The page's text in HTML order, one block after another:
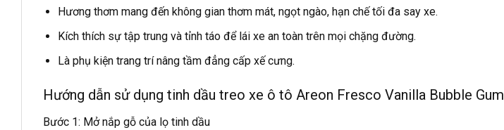
Hương thơm mang đến không gian thơm mát, ngọt ngào, hạn chế tối đa say xe.
Kích thích sự tập trung và tỉnh táo để lái xe an toàn trên mọi chặng đường.
Là phụ kiện trang trí nâng tầm đẳng cấp xế cưng.
Hướng dẫn sử dụng tinh dầu treo xe ô tô Areon Fresco Vanilla Bubble Gum
Bước 1: Mở nắp gỗ của lọ tinh dầu